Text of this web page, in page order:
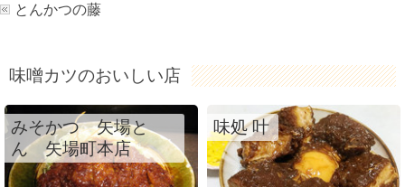
とんかつの藤
味噌カツのおいしい店
みそかつ 矢場と
ん 矢場町本店
味処 叶